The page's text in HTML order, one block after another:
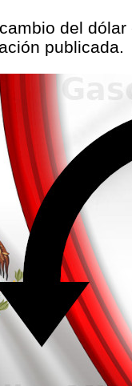
del
publicada.